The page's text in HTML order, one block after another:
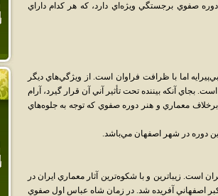
صفوي برجستگي ويژه‌اي دارد، که هر کدام داراي
اما با ظرافت فراوان است. از ويژگي‌هاي ديگر
بجاي آنکه بيننده تحت تأثير آني آن قرار گيرد، آرام
معماري و هنر دوره صفوي که توجه به جلوه‌هاي
دوره در شهر اصفهان مي‌باشد.
زيباترين و با شکوه‌ترين آثار معماري ايران در
اصفهاني آفريده شد. در زمان شاه عباس اول صفوي